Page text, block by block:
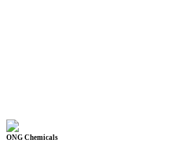
ONG Chemicals